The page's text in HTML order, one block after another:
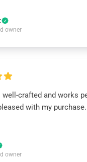
owner
crafted and works
with my purchase.
owner